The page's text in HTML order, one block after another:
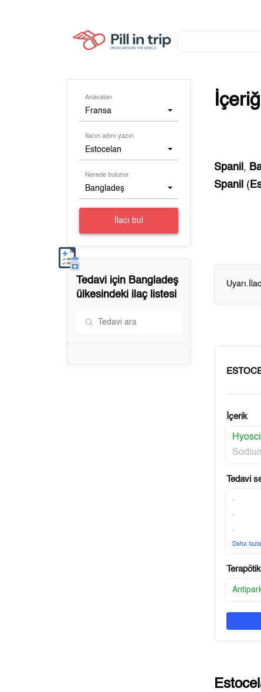
Anavatan
Fransa
İlacın adını yazın
Estocelan
Nerede bulunur
Bangladeş
İlacı bul
Tedavi için Bangladeş
ülkesindeki ilaç listesi
Spanil ,
Spanil (
İçerik
Tedavi
-
-
-
Daha